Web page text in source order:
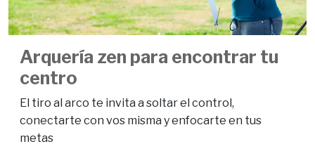
Arquería zen para encontrar tu
centro
El tiro al arco te invita a soltar el control,
conectarte con vos misma y enfocarte en tus
metas